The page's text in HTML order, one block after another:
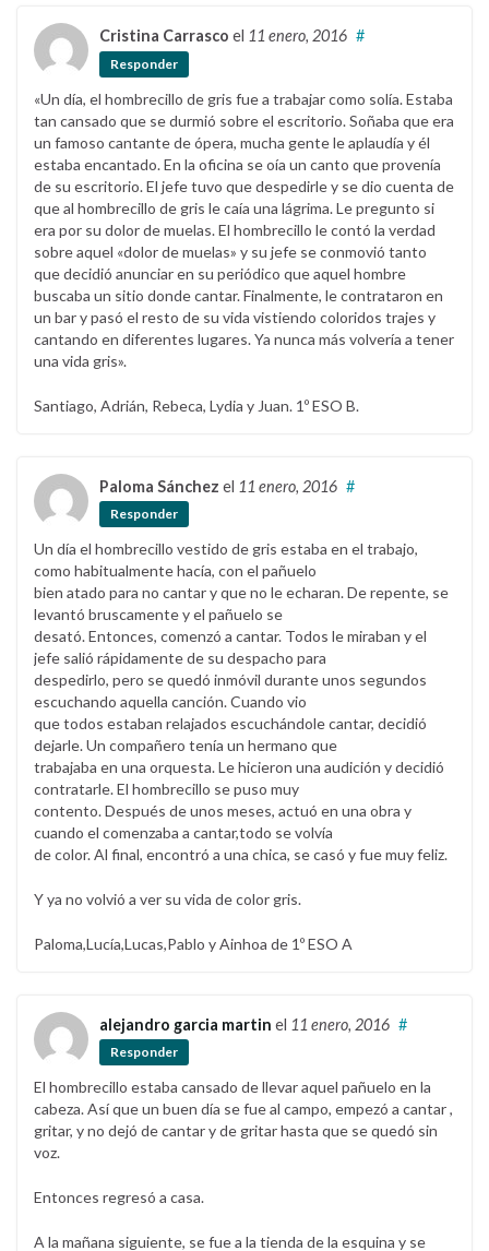
Cristina Carrasco el 11 enero, 2016 #
Responder
«Un día, el hombrecillo de gris fue a trabajar como solía. Estaba
tan cansado que se durmió sobre el escritorio. Soñaba que era
un famoso cantante de ópera, mucha gente le aplaudía y él
estaba encantado. En la oficina se oía un canto que provenía
de su escritorio. El jefe tuvo que despedirle y se dio cuenta de
que al hombrecillo de gris le caía una lágrima. Le pregunto si
era por su dolor de muelas. El hombrecillo le contó la verdad
sobre aquel «dolor de muelas» y su jefe se conmovió tanto
que decidió anunciar en su periódico que aquel hombre
buscaba un sitio donde cantar. Finalmente, le contrataron en
un bar y pasó el resto de su vida vistiendo coloridos trajes y
cantando en diferentes lugares. Ya nunca más volvería a tener
una vida gris».
Santiago, Adrián, Rebeca, Lydia y Juan. 1º ESO B.
Paloma Sánchez el 11 enero, 2016 #
Responder
Un día el hombrecillo vestido de gris estaba en el trabajo,
como habitualmente hacía, con el pañuelo
bien atado para no cantar y que no le echaran. De repente, se
levantó bruscamente y el pañuelo se
desató. Entonces, comenzó a cantar. Todos le miraban y el
jefe salió rápidamente de su despacho para
despedirlo, pero se quedó inmóvil durante unos segundos
escuchando aquella canción. Cuando vio
que todos estaban relajados escuchándole cantar, decidió
dejarle. Un compañero tenía un hermano que
trabajaba en una orquesta. Le hicieron una audición y decidió
contratarle. El hombrecillo se puso muy
contento. Después de unos meses, actuó en una obra y
cuando el comenzaba a cantar,todo se volvía
de color. Al final, encontró a una chica, se casó y fue muy feliz.
Y ya no volvió a ver su vida de color gris.
Paloma,Lucía,Lucas,Pablo y Ainhoa de 1º ESO A
alejandro garcia martin el 11 enero, 2016 #
Responder
El hombrecillo estaba cansado de llevar aquel pañuelo en la
cabeza. Así que un buen día se fue al campo, empezó a cantar ,
gritar, y no dejó de cantar y de gritar hasta que se quedó sin
voz.
Entonces regresó a casa.
A la mañana siguiente, se fue a la tienda de la esquina y se